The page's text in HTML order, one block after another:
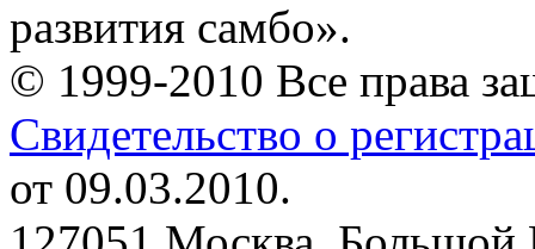
развития самбо».
© 1999-2010 Все права
Свидетельство о
от 09.03.2010.